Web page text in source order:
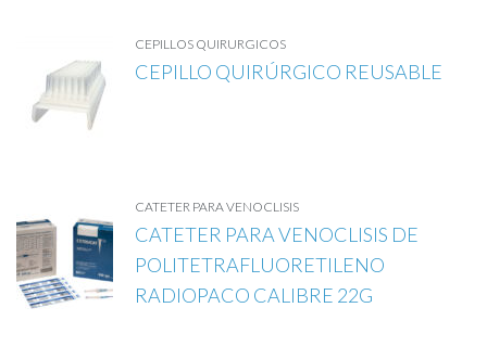
CEPILLOS QUIRURGICOS
CEPILLO QUIRÚRGICO REUSABLE
CATETER PARA VENOCLISIS
CATETER PARA VENOCLISIS DE
POLITETRAFLUORETILENO
RADIOPACO CALIBRE 22G